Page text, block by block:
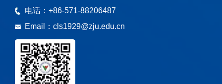
电话： +86-571-88206487
Email： cls1929@zju.edu.cn